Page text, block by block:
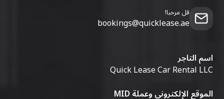
قل مرحبا!
bookings@quicklease.ae
اسم التاجر
Quick Lease Car Rental LLC
الموقع الإلكتروني وعملة MID